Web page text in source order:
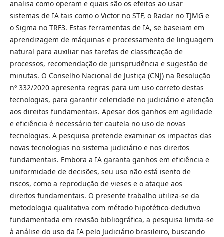
analisa como operam e͏ quais são os efeitos ao usar
sistemas de IA tais como o Victor no STF, o Radar no TJMG e
o Sigma no TRF3. Estas ferramentas de IA, se baseiam em
aprendizagem de máquinas͏ e processamento de linguagem
natural para auxiliar nas tarefas de classificação de
processos, recomendação de jurisprudência e sugestão de
minutas. O Conselho Nacional de Justiça (CNJ)͏ na Resolução
nº 332/2020 apresenta regras para um uso correto destas
tecnologias, para garantir celeridade no judiciário e atenção
aos direitos fundamentais. Apesar dos ganhos em agilidade
e eficiência é necessário ter cautela no uso de novas
tecnologias. A pesquisa pretende examinar os impactos das
novas tecnologias no sistema judiciário e nos direitos
fundamentais. Embora a IA garanta ganhos em eficiência e
uniformidade de decisões, seu uso não está isento de
riscos, como a reprodução de vieses e o ataque aos
direitos fundamentais. O presente trabalho utiliza-se da
metodologia qualitativa com método hipotético-dedutivo
fundamentada em revisão bibliográfica, a pesquisa limita-se
à análise do uso da IA pelo Judiciário brasileiro, buscando